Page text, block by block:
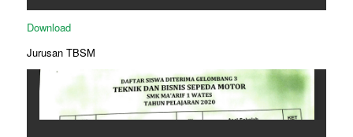
Download
Jurusan TBSM